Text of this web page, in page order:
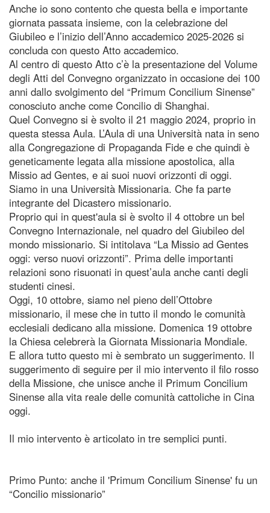
Anche io sono contento che questa bella e importante
giornata passata insieme, con la celebrazione del
Giubileo e l’inizio dell’Anno accademico 2025-2026 si
concluda con questo Atto accademico.
Al centro di questo Atto c’è la presentazione del Volume
degli Atti del Convegno organizzato in occasione dei 100
anni dallo svolgimento del “Primum Concilium Sinense”
conosciuto anche come Concilio di Shanghai.
Quel Convegno si è svolto il 21 maggio 2024, proprio in
questa stessa Aula. L’Aula di una Università nata in seno
alla Congregazione di Propaganda Fide e che quindi è
geneticamente legata alla missione apostolica, alla
Missio ad Gentes, e ai suoi nuovi orizzonti di oggi.
Siamo in una Università Missionaria. Che fa parte
integrante del Dicastero missionario.
Proprio qui in quest'aula si è svolto il 4 ottobre un bel
Convegno Internazionale, nel quadro del Giubileo del
mondo missionario. Si intitolava “La Missio ad Gentes
oggi: verso nuovi orizzonti”. Prima delle importanti
relazioni sono risuonati in quest’aula anche canti degli
studenti cinesi.
Oggi, 10 ottobre, siamo nel pieno dell’Ottobre
missionario, il mese che in tutto il mondo le comunità
ecclesiali dedicano alla missione. Domenica 19 ottobre
la Chiesa celebrerà la Giornata Missionaria Mondiale.
E allora tutto questo mi è sembrato un suggerimento. Il
suggerimento di seguire per il mio intervento il filo rosso
della Missione, che unisce anche il Primum Concilium
Sinense alla vita reale delle comunità cattoliche in Cina
oggi.
Il mio intervento è articolato in tre semplici punti.
Primo Punto: anche il 'Primum Concilium Sinense' fu un
“Concilio missionario”